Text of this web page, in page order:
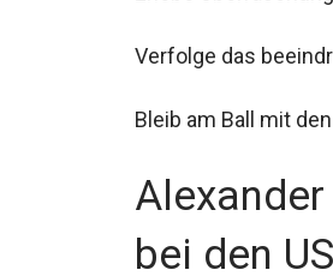
Verfolge das
Bleib am Ball mit
bei den